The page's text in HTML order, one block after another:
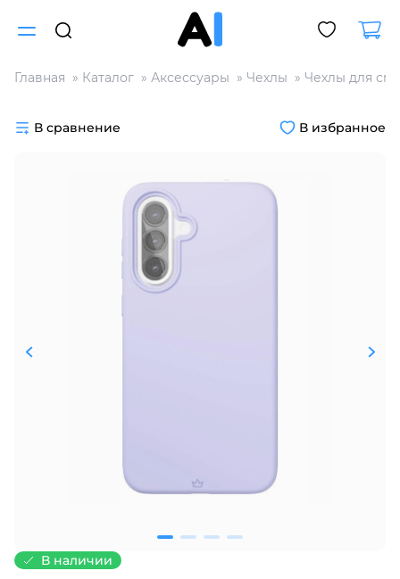
Главная Каталог Аксессуары Чехлы Чехлы для
В наличии
В сравнение В избранное
Разбейте
на части
без переплат
График платежей
25
% картой любого банка